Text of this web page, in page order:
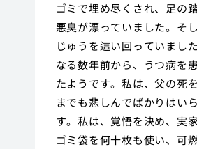
ゴミで埋め尽くされ、足の
悪臭が漂っていました。そ
じゅうを這い回っていまし
なる数年前から、うつ病を
たようです。私は、父の死
までも悲しんでばかりはい
す。私は、覚悟を決め、実
ゴミ袋を何十枚も使い、可